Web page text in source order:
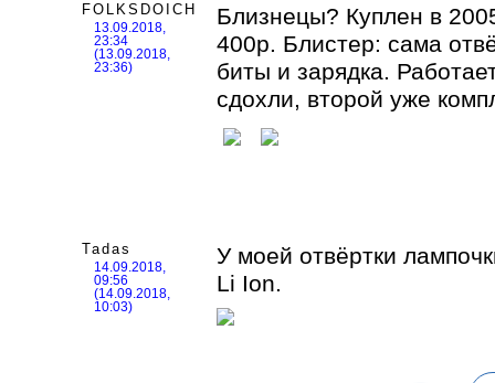
FOLKSDOICH
13.09.2018,
23:34
(13.09.2018,
23:36)
Близнецы? Куплен в
400р. Блистер: сама
биты и зарядка.
сдохли, второй уже
Tadas
14.09.2018,
09:56
(14.09.2018,
10:03)
У моей отвёртки
Li Ion.